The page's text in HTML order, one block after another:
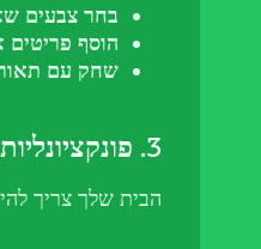
בחר צבעים
הוסף פריטים
שחק עם
3. פונקציונליות
הבית שלך צריך